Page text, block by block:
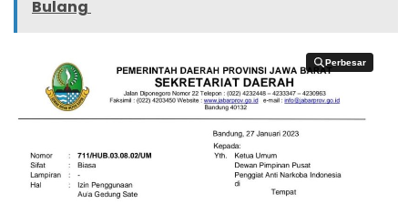
Bulang
Perbesar
Perbesar